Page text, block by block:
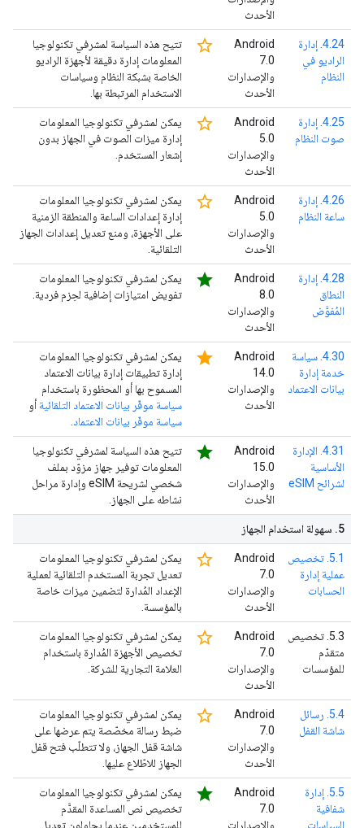
الأحدث
4.24. إدارة
الراديو في
النظام
‫Android
7.0
والإصدارات
الأحدث
star_border
تتيح هذه السياسة لمشرفي تكنولوجيا
المعلومات إدارة دقيقة لأجهزة الراديو
الخاصة بشبكة النظام وسياسات
الاستخدام المرتبطة بها.
4.25. إدارة
صوت النظام
‫Android
5.0
والإصدارات
الأحدث
star_border
يمكن لمشرفي تكنولوجيا المعلومات
إدارة ميزات الصوت في الجهاز بدون
إشعار المستخدم.
4.26. إدارة
ساعة النظام
‫Android
5.0
والإصدارات
الأحدث
star_border
يمكن لمشرفي تكنولوجيا المعلومات
إدارة إعدادات الساعة والمنطقة الزمنية
على الأجهزة، ومنع تعديل إعدادات الجهاز
التلقائية.
4.28. إدارة
النطاق
المُفوَّض
‫Android
8.0
والإصدارات
الأحدث
star
يمكن لمشرفي تكنولوجيا المعلومات
تفويض امتيازات إضافية لحِزم فردية.
4.30. سياسة
خدمة إدارة
بيانات الاعتماد
‫Android
14.0
والإصدارات
الأحدث
star
يمكن لمشرفي تكنولوجيا المعلومات
إدارة تطبيقات إدارة بيانات الاعتماد
المسموح بها أو المحظورة باستخدام
سياسة موفّر بيانات الاعتماد التلقائية أو
سياسة موفّر بيانات الاعتماد
4.31. الإدارة
الأساسية
لشرائح eSIM
‫Android
15.0
والإصدارات
الأحدث
star
تتيح هذه السياسة لمشرفي تكنولوجيا
المعلومات توفير جهاز مزوّد بملف
شخصي لشريحة eSIM وإدارة مراحل
نشاطه على الجهاز.
5
. سهولة استخدام الجهاز
5.1. تخصيص
عملية إدارة
الحسابات
‫Android
7.0
والإصدارات
الأحدث
star_border
يمكن لمشرفي تكنولوجيا المعلومات
تعديل تجربة المستخدم التلقائية لعملية
الإعداد المُدارة لتضمين ميزات خاصة
بالمؤسسة.
5.3. تخصيص
متقدّم
للمؤسسات
‫Android
7.0
والإصدارات
الأحدث
star_border
يمكن لمشرفي تكنولوجيا المعلومات
تخصيص الأجهزة المُدارة باستخدام
العلامة التجارية للشركة.
5.4. رسائل
شاشة القفل
‫Android
7.0
والإصدارات
الأحدث
star_border
يمكن لمشرفي تكنولوجيا المعلومات
ضبط رسالة مخصّصة يتم عرضها على
شاشة قفل الجهاز، ولا تتطلّب فتح قفل
الجهاز للاطّلاع عليها.
5.5. إدارة
شفافية
السياسات
‫Android
7.0
والإصدارات
star
يمكن لمشرفي تكنولوجيا المعلومات
تخصيص نص المساعدة المقدَّم
للمستخدمين عندما يحاولون تعديل